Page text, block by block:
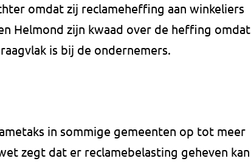
omdat zij reclameheffing aan winkeliers
Helmond zijn kwaad over de heffing omdat
is bij de ondernemers.
in sommige gemeenten op tot meer
zegt dat er reclamebelasting geheven kan